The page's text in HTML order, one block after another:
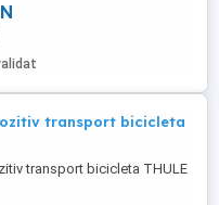
transport bicicleta
transport bicicleta THULE